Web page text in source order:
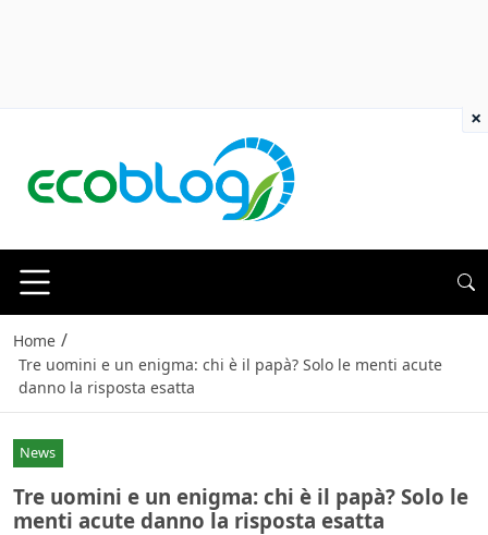
Home /
Tre uomini e un enigma: chi è il papà? Solo le menti acute
danno la risposta esatta
News
Tre uomini e un enigma: chi è il papà? Solo le
menti acute danno la risposta esatta
×